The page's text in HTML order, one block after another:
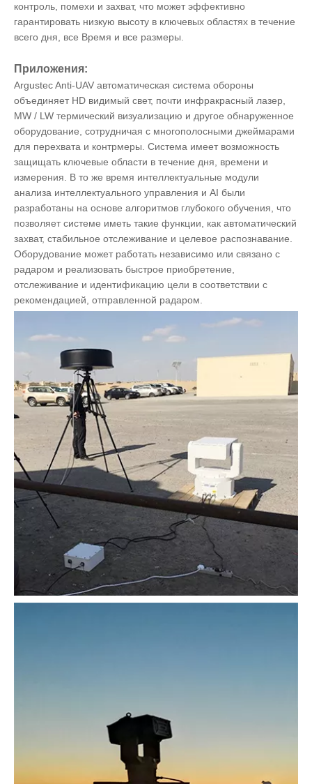
контроль, помехи и захват, что может эффективно
гарантировать низкую высоту в ключевых областях в течение
всего дня, все Время и все размеры.
Приложения:
Argustec Anti-UAV автоматическая система обороны
объединяет HD видимый свет, почти инфракрасный лазер,
MW / LW термический визуализацию и другое обнаруженное
оборудование, сотрудничая с многополосными джеймарами
для перехвата и контрмеры. Система имеет возможность
защищать ключевые области в течение дня, времени и
измерения. В то же время интеллектуальные модули
анализа интеллектуального управления и AI были
разработаны на основе алгоритмов глубокого обучения, что
позволяет системе иметь такие функции, как автоматический
захват, стабильное отслеживание и целевое распознавание.
Оборудование может работать независимо или связано с
радаром и реализовать быстрое приобретение,
отслеживание и идентификацию цели в соответствии с
рекомендацией, отправленной радаром.